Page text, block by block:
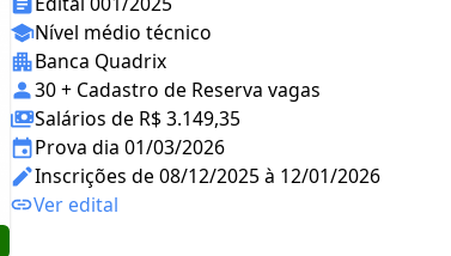
Nível médio técnico
Banca Quadrix
30 + Cadastro de Reserva vagas
Salários de R$ 3.149,35
Prova dia 01/03/2026
Inscrições de 08/12/2025 à 12/01/2026
Ver edital